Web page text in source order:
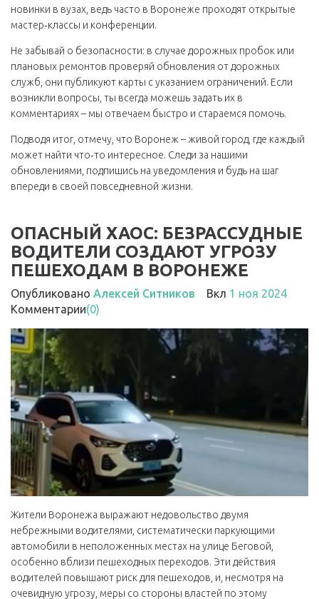
новинки в вузах, ведь часто в Воронеже проходят открытые
мастер‑классы и конференции.
Не забывай о безопасности: в случае дорожных пробок или
плановых ремонтов проверяй обновления от дорожных
служб, они публикуют карты с указанием ограничений. Если
возникли вопросы, ты всегда можешь задать их в
комментариях – мы отвечаем быстро и стараемся помочь.
Подводя итог, отмечу, что Воронеж – живой город, где каждый
может найти что‑то интересное. Следи за нашими
обновлениями, подпишись на уведомления и будь на шаг
впереди в своей повседневной жизни.
ОПАСНЫЙ ХАОС: БЕЗРАССУДНЫЕ
ВОДИТЕЛИ СОЗДАЮТ УГРОЗУ
ПЕШЕХОДАМ В ВОРОНЕЖЕ
Опубликовано Алексей Ситников Вкл 1 ноя 2024
Комментарии(0)
Жители Воронежа выражают недовольство двумя
небрежными водителями, систематически паркующими
автомобили в неположенных местах на улице Беговой,
особенно вблизи пешеходных переходов. Эти действия
водителей повышают риск для пешеходов, и, несмотря на
очевидную угрозу, меры со стороны властей по этому